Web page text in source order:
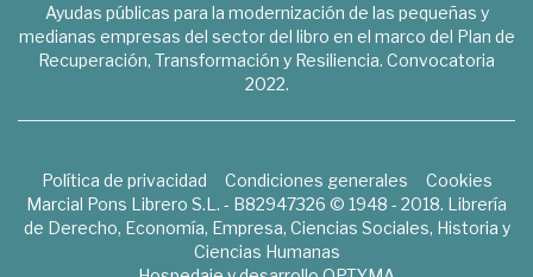
Ayudas públicas para la modernización de las pequeñas y
medianas empresas del sector del libro en el marco del Plan de
Recuperación, Transformación y Resiliencia. Convocatoria
2022.
Política de privacidad Condiciones generales
Cookies
Marcial Pons Librero S.L. - B82947326 © 1948 - 2018. Librería
de Derecho, Economía, Empresa, Ciencias Sociales, Historia y
Ciencias Humanas